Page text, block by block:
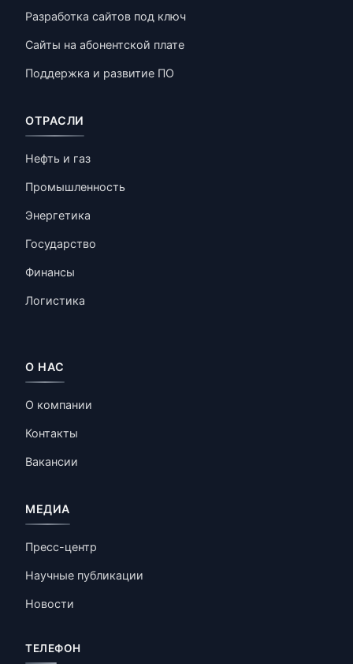
Разработка сайтов под ключ
Сайты на абонентской плате
Поддержка и развитие ПО
ОТРАСЛИ
Нефть и газ
Промышленность
Энергетика
Государство
Финансы
Логистика
О НАС
О компании
Контакты
Вакансии
МЕДИА
Пресс-центр
Научные публикации
Новости
ТЕЛЕФОН